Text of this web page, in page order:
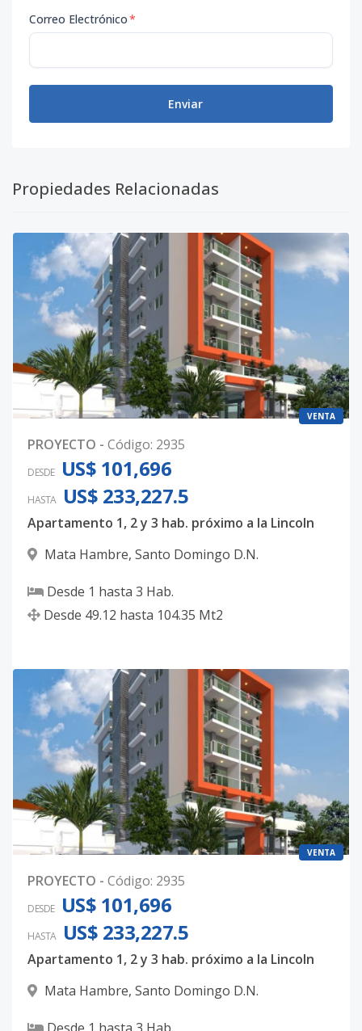
Correo Electrónico*
Enviar
Propiedades Relacionadas
VENTA
PROYECTO - Código: 2935
DESDE US$ 101,696
HASTA US$ 233,227.5
Apartamento 1, 2 y 3 hab. próximo a la Lincoln
Mata Hambre, Santo Domingo D.N.
Desde 1 hasta 3 Hab.
Desde 49.12 hasta 104.35 Mt2
VENTA
PROYECTO - Código: 2935
DESDE US$ 101,696
HASTA US$ 233,227.5
Apartamento 1, 2 y 3 hab. próximo a la Lincoln
Mata Hambre, Santo Domingo D.N.